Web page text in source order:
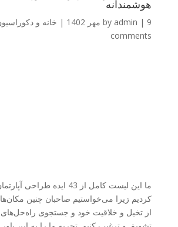
هوشمندانه
by admin | 9 مهر 1402 | خانه و
comments
ما این لیست کامل از 43 ایده
کردیم زیرا می‌خواستیم صاحبان چنین
از تخیل و خلاقیت خود و جستجوی